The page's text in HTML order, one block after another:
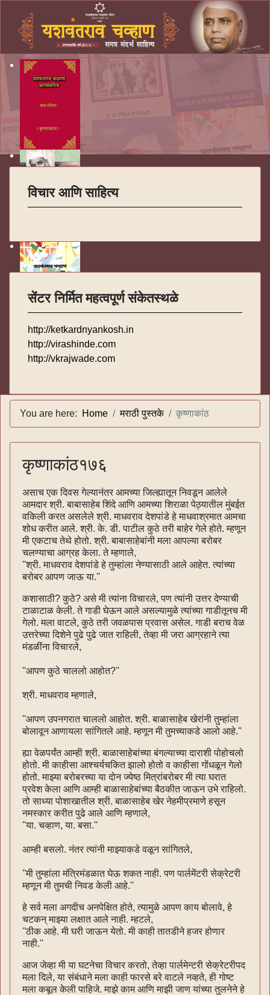
विचार आणि साहित्य
सेंटर निर्मित महत्वपूर्ण संकेतस्थळे
http://ketkardnyankosh.in
http://virashinde.com
http://vkrajwade.com
You are here: Home मराठी पुस्तके कृष्णाकांठ
कृष्णाकांठ१७६
असाच एक दिवस गेल्यानंतर आमच्या जिल्ह्यातून निवडून आलेले
आमदार श्री. बाबासाहेब शिंदे आणि आमच्या शिराळा पेठ्यातील मुंबईत
वकिली करत असलेले श्री. माधवराव देशपांडे हे माधवाश्रमात आमचा
शोध करीत आले. श्री. के. डी. पाटील कुठे तरी बाहेर गेले होते. म्हणून
मी एकटाच तेथे होतो. श्री. बाबासाहेबांनी मला आपल्या बरोबर
चलण्याचा आग्रह केला. ते म्हणाले,
''श्री. माधवराव देशपांडे हे तुम्हांला नेण्यासाठी आले आहेत. त्यांच्या
बरोबर आपण जाऊ या.''
कशासाठी? कुठे? असे मी त्यांना विचारले, पण त्यांनी उत्तर देण्याची
टाळाटाळ केली. ते गाडी घेऊन आले असल्यामुळे त्यांच्या गाडीतूनच मी
गेलो. मला वाटले, कुठे तरी जवळपास प्रवास असेल. गाडी बराच वेळ
उत्तरेच्या दिशेने पुढे पुढे जात राहिली, तेव्हा मी जरा आग्रहाने त्या
मंडळींना विचारले,
''आपण कुठे चाललो आहोत?''
श्री. माधवराव म्हणाले,
''आपण उपनगरात चाललो आहोत. श्री. बाळासाहेब खेरांनी तुम्हांला
बोलावून आणायला सांगितले आहे. म्हणून मी तुमच्याकडे आलो आहे.''
ह्या वेळपर्यंत आम्ही श्री. बाळासाहेबांच्या बंगल्याच्या दाराशी पोहोचलो
होतो. मी काहीसा आश्चर्यचकित झालो होतो व काहीसा गोंधळून गेलो
होतो. माझ्या बरोबरच्या या दोन ज्येष्ठ मित्रांबरोबर मी त्या घरात
प्रवेश केला आणि आम्ही बाळासाहेबांच्या बैठकीत जाऊन उभे राहिलो.
तो साध्या पोशाखातील श्री. बाळासाहेब खेर नेहमीप्रमाणे हसून
नमस्कार करीत पुढे आले आणि म्हणाले,
''या. चव्हाण, या. बसा.''
आम्ही बसलो. नंतर त्यांनी माझ्याकडे वळून सांगितले,
''मी तुम्हांला मंत्रिमंडळात घेऊ शकत नाही. पण पार्लमेंटरी सेक्रेटरी
म्हणून मी तुमची निवड केली आहे.''
हे सर्व मला अगदीच अनपेक्षित होते, त्यामुळे आपण काय बोलावे, हे
चटकन् माझ्या लक्षात आले नाही. म्हटले,
''ठीक आहे. मी घरी जाऊन येतो. मी काही तातडीने हजर होणार
नाही.''
आज जेव्हा मी या घटनेचा विचार करतो, तेव्हा पार्लमेन्टरी सेक्रेटरीपद
मला दिले, या संबंधाने मला काही फारसे बरे वाटले नव्हते, ही गोष्ट
मला कबूल केली पाहिजे. माझे काम आणि माझी जाण यांच्या तुलनेने हे